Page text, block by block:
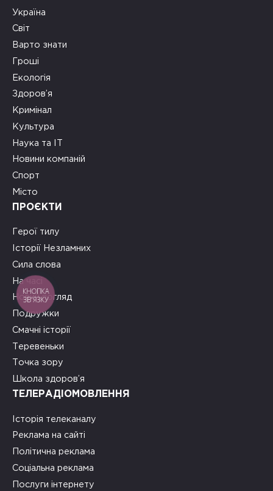
Україна
Світ
Варто знати
Гроші
Екологія
Здоров’я
Кримінал
Культура
Наука та ІТ
Новини компаній
Спорт
Місто
ПРОЄКТИ
Герої тилу
Історії Незламних
Сила слова
На часі
Новий погляд
Подружки
Смачні історії
Теревеньки
Точка зору
Школа здоров’я
ТЕЛЕРАДІОМОВЛЕННЯ
Історія телеканалу
Реклама на сайті
Політична реклама
Соціальна реклама
Послуги інтернету
КНОПКА
ЗВ'ЯЗКУ